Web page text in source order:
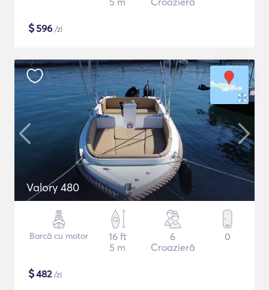
$596 /zi
Valory 480
Barcă cu motor
16 ft
5 m
6
Croazieră
0
$482/zi